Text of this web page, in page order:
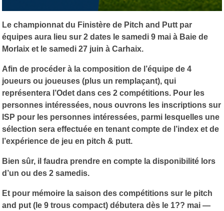
Le championnat du Finistère de Pitch and Putt par
équipes aura lieu sur 2 dates le samedi 9 mai à Baie de
Morlaix et le samedi 27 juin à Carhaix.
Afin de procéder à la composition de l’équipe de 4
joueurs ou joueuses (plus un remplaçant), qui
représentera l’Odet dans ces 2 compétitions. Pour les
personnes intéressées, nous ouvrons les inscriptions sur
ISP pour les personnes intéressées, parmi lesquelles une
sélection sera effectuée en tenant compte de l’index et de
l’expérience de jeu en pitch & putt.
Bien sûr, il faudra prendre en compte la disponibilité lors
d’un ou des 2 samedis.
Et pour mémoire la saison des compétitions sur le pitch
and put (le 9 trous compact) débutera dès le 1?? mai —